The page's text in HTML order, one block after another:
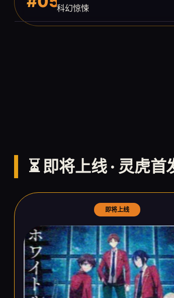
科幻惊悚
⏳ 即将上线 · 灵虎首
即将上线